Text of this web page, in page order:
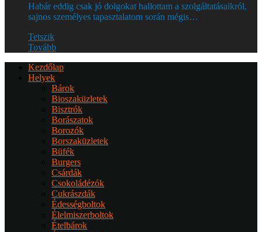
Habár eddig csak jó dolgokat hallottam a szolgáltatásaikról,
sajnos személyes tapasztalatom során mégis…
Tetszik
Tovább
Kezdőlap
Helyek
Bárok
Bioszaküzletek
Bisztrók
Borászatok
Borozók
Borszaküzletek
Büfék
Burgers
Csárdák
Csokoládézók
Cukrászdák
Édességboltok
Élelmiszerboltok
Ételbárok